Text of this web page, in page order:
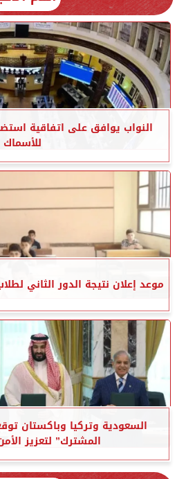
النواب يوافق على اتفاقية
للأسماك
موعد إعلان نتيجة الدور الثاني لطلاب
السعودية وتركيا وباكستان
المشترك” لتعزيز